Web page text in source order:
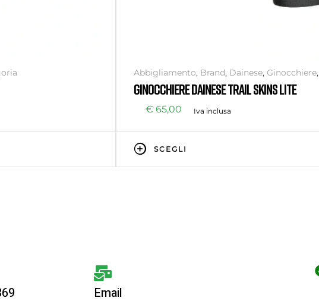
Abbigliamento, Brand, Dainese, Ginocchiere,
categoria
GINOCCHIERE DAINESE TRAIL SKINS LITE
€ 65,00 Iva inclusa
SCEGLI
Email